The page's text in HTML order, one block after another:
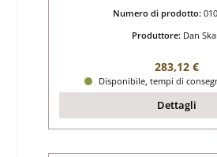
Numero di prodotto:
Produttore: Dan
Prezzo
283,12 €
Disponibile, tempi di
Dettagli